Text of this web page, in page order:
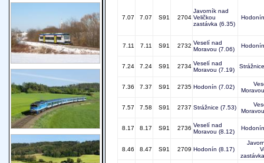
7.07 7.07 S91 2704
Javorník nad
Veličkou
zastávka (6.35)
Hodonín
7.11 7.11 S91 2732 Veselí nad
Moravou (7.06)
Hodonín
7.24 7.24 S91 2734 Veselí nad
Moravou (7.19)
Strážnice
7.36 7.37 S91 2735 Hodonín (7.02)
Moravou
7.57 7.58 S91 2737 Strážnice (7.53)
Moravou
8.17 8.17 S91 2736 Veselí nad
Moravou (8.12)
Hodonín
8.46 8.47 S91 2709 Hodonín (8.17)
zastávka